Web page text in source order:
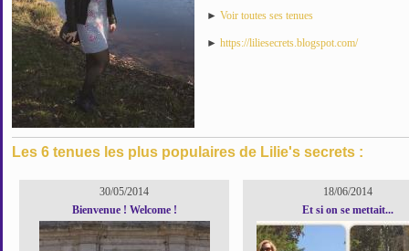
► Voir toutes ses tenues
► https://liliesecrets.blogspot.com/
Les 6 tenues les plus populaires de Lilie's secrets :
30/05/2014
Bienvenue ! Welcome !
18/06/2014
Et si on se mettait...